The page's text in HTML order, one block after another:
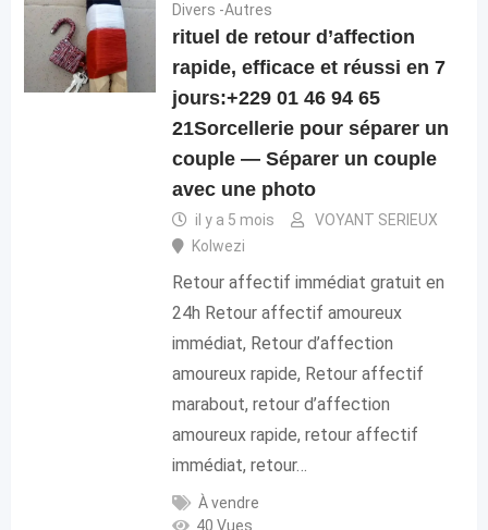
Divers -Autres
rituel de retour d’affection
rapide, efficace et réussi en 7
jours:+229 01 46 94 65
21Sorcellerie pour séparer un
couple — Séparer un couple
avec une photo
il y a 5 mois
VOYANT SERIEUX
Kolwezi
Retour affectif immédiat gratuit en
24h Retour affectif amoureux
immédiat, Retour d’affection
amoureux rapide, Retour affectif
marabout, retour d’affection
amoureux rapide, retour affectif
immédiat, retour…
À vendre
40 Vues